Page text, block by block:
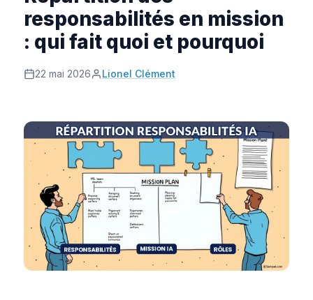
responsabilités en mission
: qui fait quoi et pourquoi
22 mai 2026 Lionel Clément